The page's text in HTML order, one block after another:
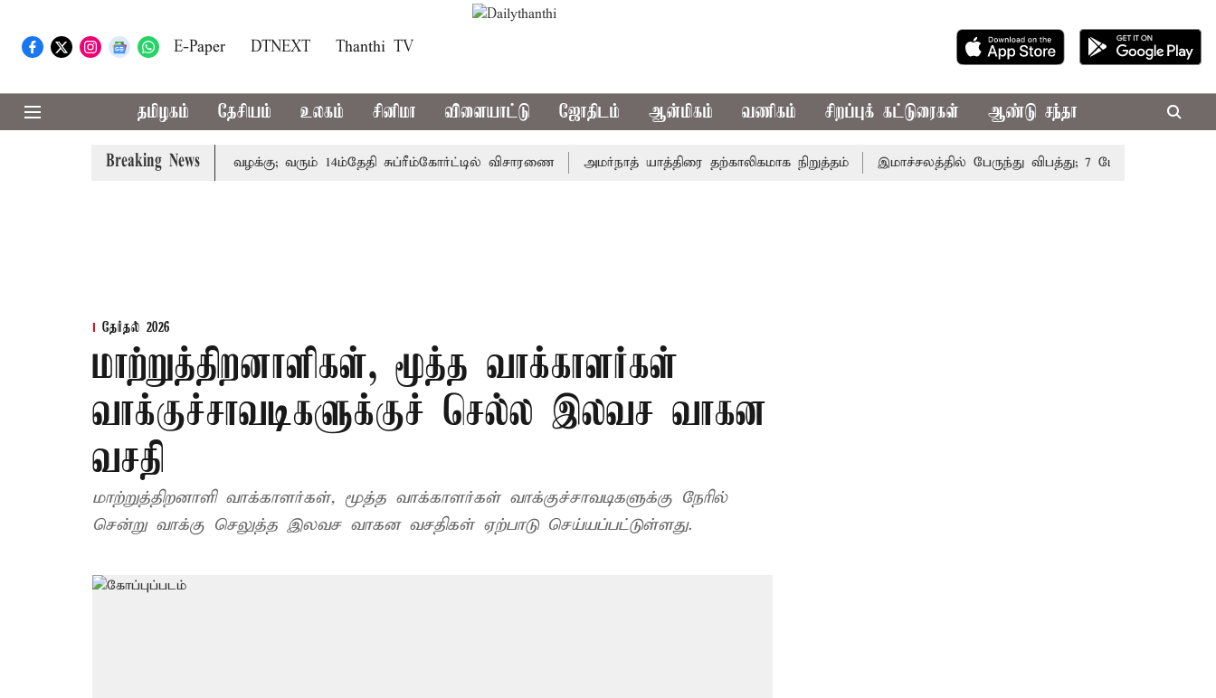
E-Paper DTNEXT Thanthi TV
தமிழகம் தேசியம் உலகம் சினிமா விளையாட்டு ஜோதிடம் ஆன்மிகம் வணிகம் சிறப்புக் கட்டுரைகள் ஆண்டு சந்தா
Breaking News
அரசுப்பணி வழக்கு; வரும் 14ம்தேதி சுப்ரீம்கோர்ட்டில் விசாரணை அமர்நாத் யாத்திரை தற்காலிகமாக நிறுத்தம் இமாச்சலத்தில் பேருந்து விபத்து; 7 பேர் பலி - பிரதமர்
தேர்தல் 2026
மாற்றுத்திறனாளிகள், மூத்த வாக்காளர்கள்
வாக்குச்சாவடிகளுக்குச் செல்ல இலவச வாகன
வசதி
மாற்றுத்திறனாளி வாக்காளர்கள், மூத்த வாக்காளர்கள் வாக்குச்சாவடிகளுக்கு நேரில்
சென்று வாக்கு செலுத்த இலவச வாகன வசதிகள் ஏற்பாடு செய்யப்பட்டுள்ளது.